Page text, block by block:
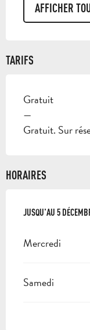
AFFICHER
TARIFS
Gratuit
—
Gratuit. Sur
HORAIRES
DU8 JANVIER 2026
JUSQU'AU 5
Mercredi
Samedi